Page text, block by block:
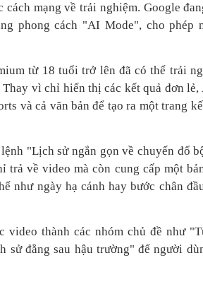
mạng về trải nghiệm. Google
phong cách "AI Mode", cho phép
từ 18 tuổi trở lên đã có thể trải
vì chỉ hiển thị các kết quả đơn lẻ,
và cả văn bản để tạo ra một trang
"Lịch sử ngắn gọn về chuyến đổ
trả về video mà còn cung cấp một
như ngày hạ cánh hay bước chân
thành các nhóm chủ đề như
sử đằng sau hậu trường" để người